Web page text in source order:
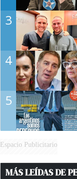
3
4
5
Espacio Publicitario
MÁS LEÍDAS DE